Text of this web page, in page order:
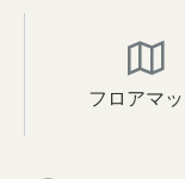
フロアマ